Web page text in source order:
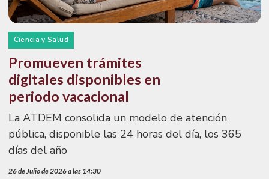
Ciencia y Salud
Promueven trámites
digitales disponibles en
periodo vacacional
La ATDEM consolida un modelo de atención
pública, disponible las 24 horas del día, los 365
días del año
26 de Julio de 2026 a las 14:30